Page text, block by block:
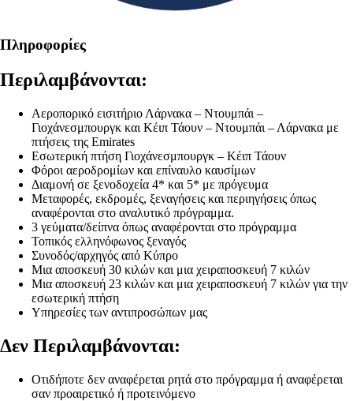
Πληροφορίες
Περιλαμβάνονται:
Αεροπορικό εισιτήριο Λάρνακα – Ντουμπάι –
Γιοχάνεσμπουργκ και Κέιπ Τάουν – Ντουμπάι – Λάρνακα με
πτήσεις της Emirates
Εσωτερική πτήση Γιοχάνεσμπουργκ – Κέιπ Τάουν
Φόροι αεροδρομίων και επίναυλο καυσίμων
Διαμονή σε ξενοδοχεία 4* και 5* με πρόγευμα
Μεταφορές, εκδρομές, ξεναγήσεις και περιηγήσεις όπως
αναφέρονται στο αναλυτικό πρόγραμμα.
3 γεύματα/δείπνα όπως αναφέρονται στο πρόγραμμα
Τοπικός ελληνόφωνος ξεναγός
Συνοδός/αρχηγός από Κύπρο
Μια αποσκευή 30 κιλών και μια χειραποσκευή 7 κιλών
Μια αποσκευή 23 κιλών και μια χειραποσκευή 7 κιλών για την
εσωτερική πτήση
Υπηρεσίες των αντιπροσώπων μας
Δεν Περιλαμβάνονται:
Οτιδήποτε δεν αναφέρεται ρητά στο πρόγραμμα ή αναφέρεται
σαν προαιρετικό ή προτεινόμενο